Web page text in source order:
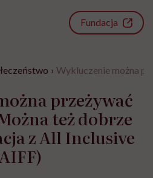
Fundacja
› Wykluczenie można
przeżywać
też dobrze
z All Inclusive